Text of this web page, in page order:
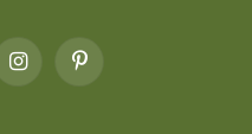
InstagramPinterest